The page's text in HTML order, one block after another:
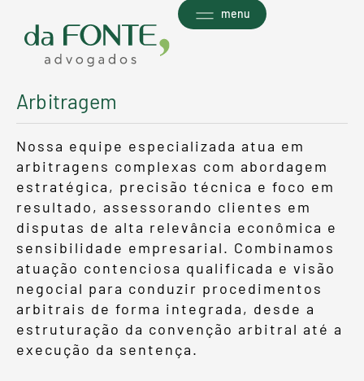
conteúdo
menu
Arbitragem
Nossa equipe especializada atua em
arbitragens complexas com abordagem
estratégica, precisão técnica e foco em
resultado, assessorando clientes em
disputas de alta relevância econômica e
sensibilidade empresarial. Combinamos
atuação contenciosa qualificada e visão
negocial para conduzir procedimentos
arbitrais de forma integrada, desde a
estruturação da convenção arbitral até a
execução da sentença.